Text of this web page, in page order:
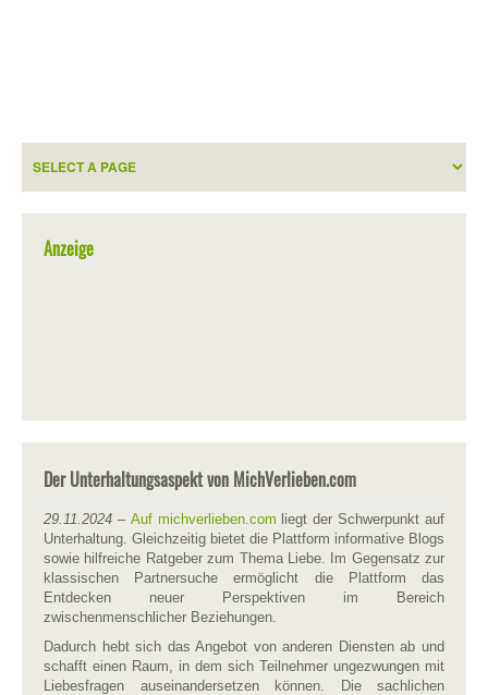
Anzeige
Der Unterhaltungsaspekt von MichVerlieben.com
29.11.2024 – Auf michverlieben.com liegt der Schwerpunkt auf
Unterhaltung. Gleichzeitig bietet die Plattform informative Blogs
sowie hilfreiche Ratgeber zum Thema Liebe. Im Gegensatz zur
klassischen Partnersuche ermöglicht die Plattform das
Entdecken neuer Perspektiven im Bereich
zwischenmenschlicher Beziehungen.
Dadurch hebt sich das Angebot von anderen Diensten ab und
schafft einen Raum, in dem sich Teilnehmer ungezwungen mit
Liebesfragen auseinandersetzen können. Die sachlichen